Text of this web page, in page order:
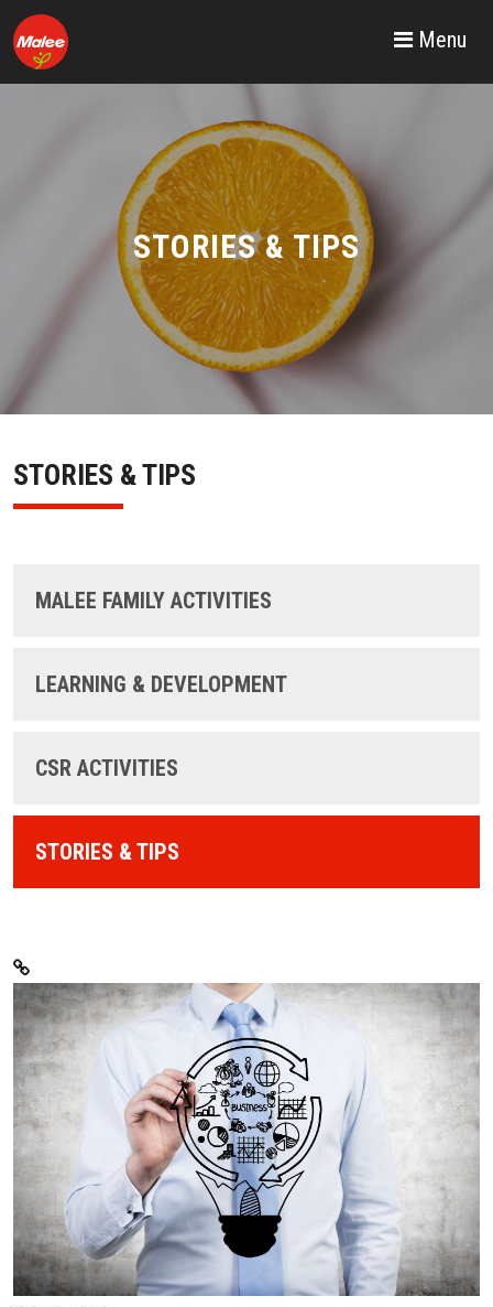
Menu
STORIES & TIPS
STORIES & TIPS
MALEE FAMILY ACTIVITIES
LEARNING & DEVELOPMENT
CSR ACTIVITIES
STORIES & TIPS